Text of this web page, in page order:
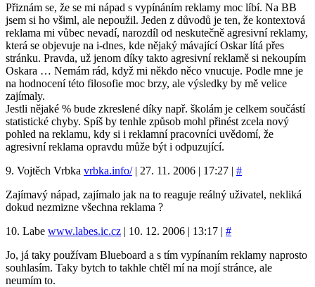
Přiznám se, že se mi nápad s vypínáním reklamy moc líbí. Na BB
jsem si ho všiml, ale nepoužil. Jeden z důvodů je ten, že kontextová
reklama mi vůbec nevadí, narozdíl od neskutečně agresivní reklamy,
která se objevuje na i-dnes, kde nějaký mávající Oskar lítá přes
stránku. Pravda, už jenom díky takto agresivní reklamě si nekoupím
Oskara … Nemám rád, když mi někdo něco vnucuje. Podle mne je
na hodnocení této filosofie moc brzy, ale výsledky by mě velice
zajímaly.
Jestli nějaké % bude zkreslené díky např. školám je celkem součástí
statistické chyby. Spíš by tenhle způsob mohl přinést zcela nový
pohled na reklamu, kdy si i reklamní pracovníci uvědomí, že
agresivní reklama opravdu může být i odpuzující.
9. Vojtěch Vrbka vrbka.info/| 27. 11. 2006 | 17:27 | #
Zajímavý nápad, zajímalo jak na to reaguje reálný uživatel, nekliká
dokud nezmizne všechna reklama ?
10. Labe www.labes.ic.cz | 10. 12. 2006 | 13:17 | #
Jo, já taky používam Blueboard a s tím vypínaním reklamy naprosto
souhlasím. Taky bytch to takhle chtěl mí na mojí stránce, ale
neumím to.